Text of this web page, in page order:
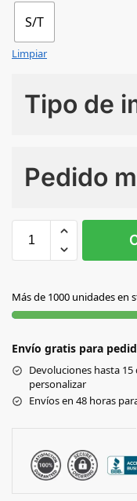
S/T
Limpiar
Tipo de
Pedido
Más de 1000 unidades en
Envío gratis para
Devoluciones hasta
personalizar
Envíos en 48 horas